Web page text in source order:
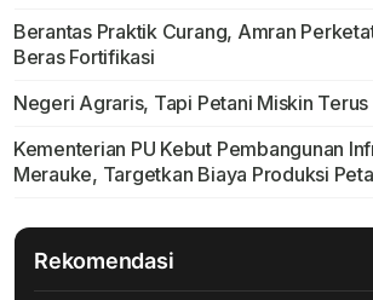
Berantas Praktik Curang, Amran
Beras Fortifikasi
Negeri Agraris, Tapi Petani Miskin Terus
Kementerian PU Kebut Pembangunan
Merauke, Targetkan Biaya Produksi
Rekomendasi